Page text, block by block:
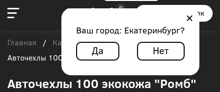
Ваш город: Екатеринбург?
Да Нет
Заказать звонок
Главная / Каталог чехлов / Audi / Audi 100
Авточехлы 100 экокожа "Ромб"
Авточехлы 100 экокожа "Ромб"